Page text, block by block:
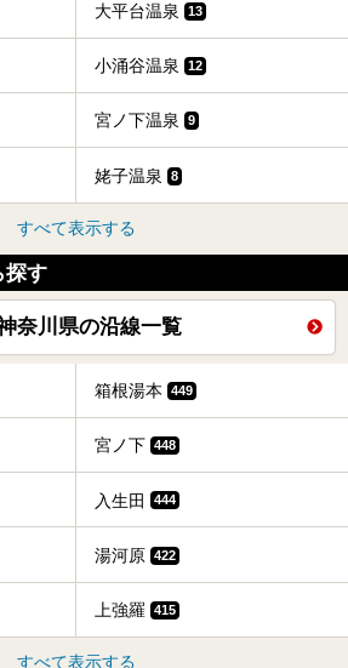
大平台温泉 13
小涌谷温泉 12
宮ノ下温泉 9
姥子温泉 8
すべて表示する
探す
奈川県の沿線一覧
箱根湯本 449
宮ノ下 448
入生田 444
湯河原 422
上強羅 415
すべて表示する